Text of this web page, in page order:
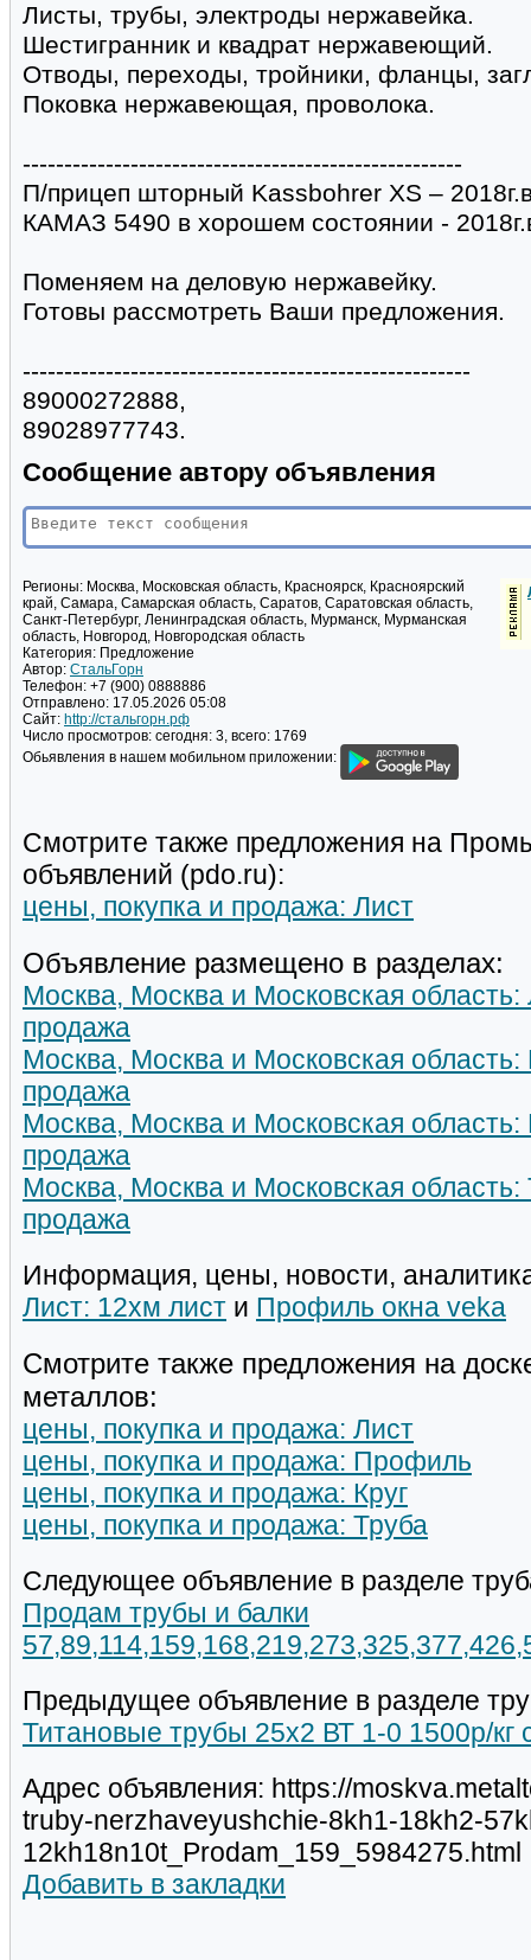
Листы, трубы, электроды нержавейка.
Шестигранник и квадрат нержавеющий.
Отводы, переходы, тройники, фланцы,
Поковка нержавеющая, проволока.
-----------------------------------------------------
П/прицеп шторный Kassbohrer XS –
КАМАЗ 5490 в хорошем состоянии -
Поменяем на деловую нержавейку.
Готовы рассмотреть Ваши предложения.
------------------------------------------------------
89000272888,
89028977743.
Сообщение автору объявления
Регионы: Москва, Московская область, Красноярск, Красноярский
край, Самара, Самарская область, Саратов, Саратовская область,
Санкт-Петербург, Ленинградская область, Мурманск, Мурманская
область, Новгород, Новгородская область
Категория: Предложение
Автор: СтальГорн
Телефон: +7 (900) 0888886
Отправлено: 17.05.2026 05:08
Сайт: http://стальгорн.рф
Число просмотров: сегодня: 3, всего: 1769
Обьявления в нашем мобильном приложении:
Смотрите также предложения на
объявлений (pdo.ru):
цены, покупка и продажа: Лист
Объявление размещено в разделах:
Москва, Москва и Московская область:
продажа
Москва, Москва и Московская
продажа
Москва, Москва и Московская область:
продажа
Москва, Москва и Московская область:
продажа
Информация, цены, новости,
Лист: 12хм лист и Профиль окна veka
Смотрите также предложения на
металлов:
цены, покупка и продажа: Лист
цены, покупка и продажа: Профиль
цены, покупка и продажа: Круг
цены, покупка и продажа: Труба
Следующее объявление в разделе
Продам трубы и балки
Предыдущее объявление в разделе
Титановые трубы 25х2 ВТ 1-0 1500р/
Адрес объявления: https://
truby-nerzhaveyushchie-8kh1-18kh2-
12kh18n10t_Prodam_159_5984275.html
Добавить в закладки